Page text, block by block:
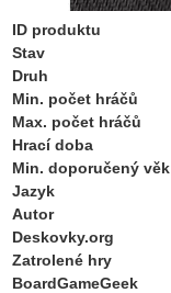
ID produktu
Stav
Druh
Min. počet hráčů
Max. počet hráčů
Hrací doba
Min. doporučený věk
Jazyk
Autor
Deskovky.org
Zatrolené hry
BoardGameGeek